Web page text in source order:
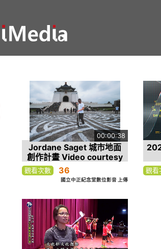
00:00:38
Jordane Saget 城市地面
創作計畫 Video courtesy
of PPAPER
觀看次數 36
國立中正紀念堂數位影音 上傳
觀看